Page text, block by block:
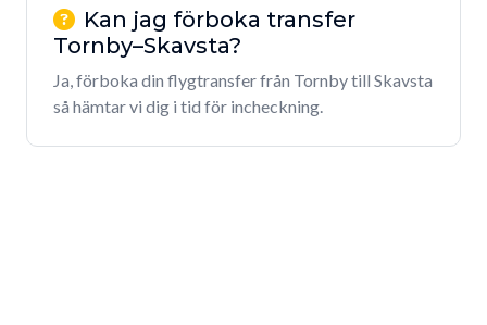
Kan jag förboka transfer
Tornby–Skavsta?
Ja, förboka din flygtransfer från Tornby till Skavsta
så hämtar vi dig i tid för incheckning.